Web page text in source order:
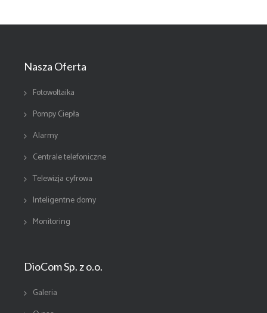
Nasza Oferta
Fotowoltaika
Pompy Ciepła
Alarmy
Centrale telefoniczne
Telewizja cyfrowa
Inteligentne domy
Monitoring
DioCom Sp. z o.o.
Galeria